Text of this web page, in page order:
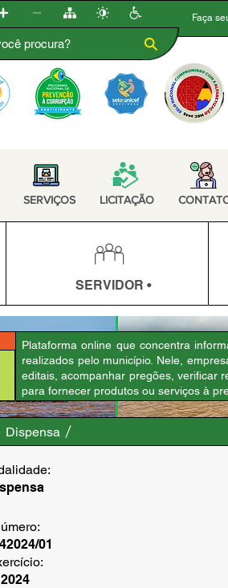
Faça
SERVIÇOS LICITAÇÃO
SERVIDOR •
Plataforma online que concentra
realizados pelo município. Nele,
editais, acompanhar pregões, verificar
para fornecer produtos ou serviços à
Dispensa
01
2024